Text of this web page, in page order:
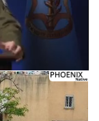
Отмена